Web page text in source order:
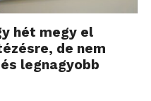
hét megy el
de nem
legnagyobb